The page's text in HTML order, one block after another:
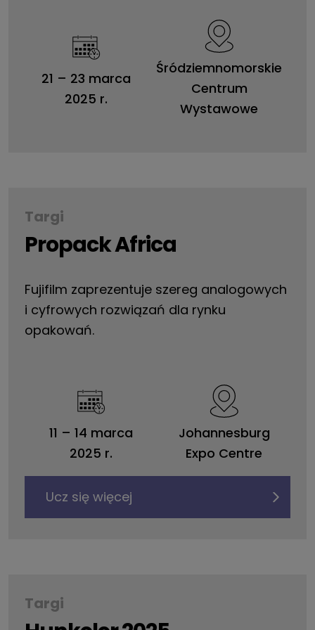
21 – 23 marca
2025 r.
Śródziemnomorskie
Centrum
Wystawowe
Targi
Propack Africa
Fujifilm zaprezentuje szereg analogowych
i cyfrowych rozwiązań dla rynku
opakowań.
11 – 14 marca
2025 r.
Johannesburg
Expo Centre
Ucz się więcej
Targi